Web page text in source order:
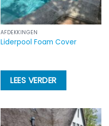
AFDEKKINGEN
Liderpool Foam Cover
LEES VERDER